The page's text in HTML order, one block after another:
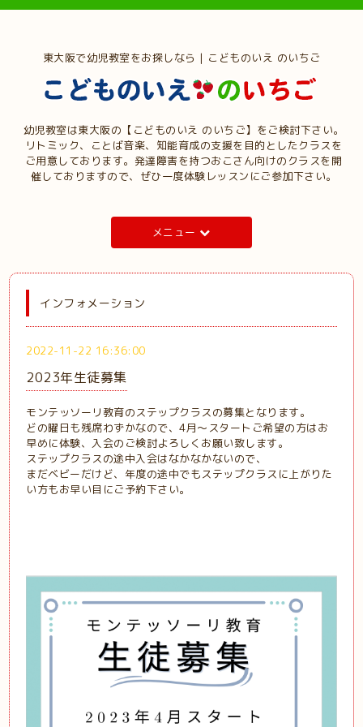
東大阪で幼児教室をお探しなら | こどものいえ のいちご
幼児教室は東大阪の【こどものいえ のいちご】をご検討下さい。
リトミック、ことば音楽、知能育成の支援を目的としたクラスを
ご用意しております。発達障害を持つおこさん向けのクラスを開
催しておりますので、ぜひ一度体験レッスンにご参加下さい。
メニュー
インフォメーション
2022-11-22 16:36:00
2023年生徒募集
モンテッソーリ教育のステップクラスの募集となります。
どの曜日も残席わずかなので、4月〜スタートご希望の方はお
早めに体験、入会のご検討よろしくお願い致します。
ステップクラスの途中入会はなかなかないので、
まだベビーだけど、年度の途中でもステップクラスに上がりた
い方もお早い目にご予約下さい。